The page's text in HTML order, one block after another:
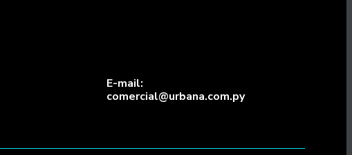
E-mail:
comercial@urbana.com.py